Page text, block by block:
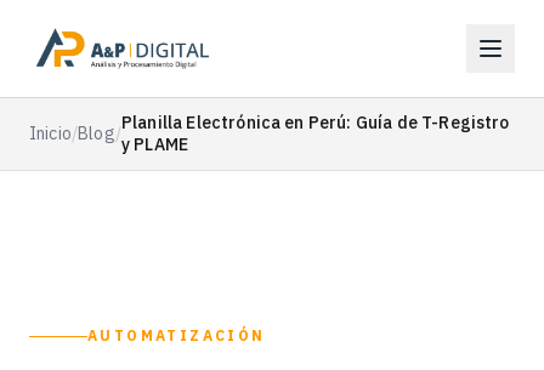
Inicio/Blog/Planilla Electrónica en Perú: Guía de T-Registro
y PLAME
AUTOMATIZACIÓN